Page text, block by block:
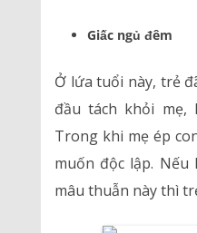
Giấc ngủ đêm
Ở lứa tuổi này, trẻ
đầu tách khỏi mẹ,
Trong khi mẹ ép
muốn độc lập.
mâu thuẫn này thì